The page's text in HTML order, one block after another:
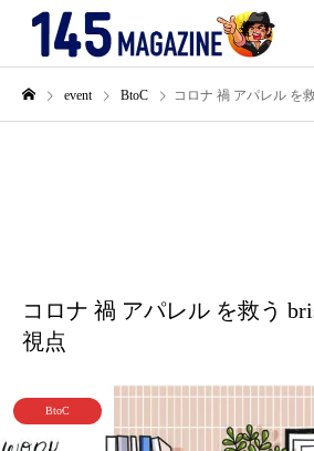
event BtoC コロナ 禍 アパレル を
コロナ 禍 アパレル を救う
視点
BtoC